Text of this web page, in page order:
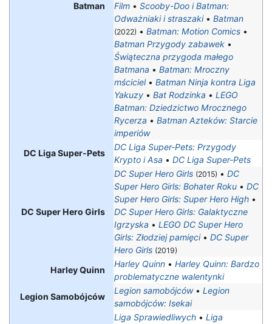
Batman
Film • Scooby-Doo i Batman:
Odważniaki i straszaki• Batman
(2022) • Batman: Motion Comics •
Batman Przygody zabawek •
Świąteczna przygoda małego
Batmana • Batman: Mroczny
mściciel• Batman Ninja kontra Liga
Yakuzy • Bat Rodzinka • LEGO
Batman: Dziedzictwo Mrocznego
Rycerza • Batman Azteków: Starcie
imperiów
DC Liga Super-Pets
DC Liga Super-Pets: Przygody
Krypto i Asa • DC Liga Super-Pets
DC Super Hero Girls
DC Super Hero Girls (2015) • DC
Super Hero Girls: Bohater Roku • DC
Super Hero Girls: Super Hero High •
DC Super Hero Girls: Galaktyczne
Igrzyska • LEGO DC Super Hero
Girls: Złodziej pamięci• DC Super
Hero Girls (2019)
Harley Quinn
Harley Quinn • Harley Quinn: Bardzo
problematyczne walentynki
Legion Samobójców
Legion samobójców• Legion
samobójców: Isekai
Liga Sprawiedliwych • Liga